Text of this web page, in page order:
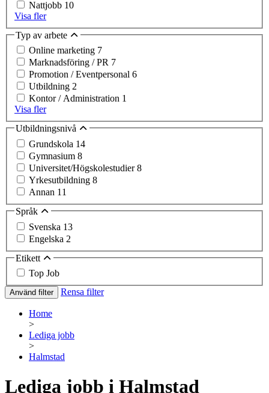
Nattjobb 10
Visa fler
Typ av arbete
Online marketing 7
Marknadsföring / PR 7
Promotion / Eventpersonal 6
Utbildning 2
Kontor / Administration 1
Visa fler
Utbildningsnivå
Grundskola 14
Gymnasium 8
Universitet/Högskolestudier8
Yrkesutbildning 8
Annan 11
Språk
Svenska 13
Engelska 2
Etikett
Top Job
Använd filter Rensa filter
Home
>
Lediga jobb
>
Halmstad
Lediga jobb i Halmstad